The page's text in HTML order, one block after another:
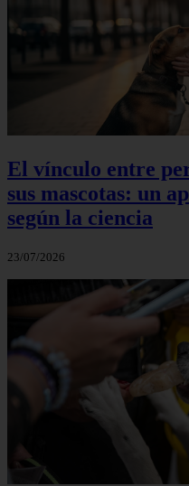
El vínculo entre
sus mascotas: un
según la ciencia
23/07/2026